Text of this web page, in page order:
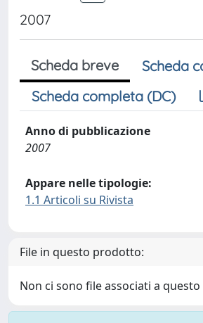
2007
Scheda breve
Scheda
Scheda completa (DC)
Anno di pubblicazione
2007
Appare nelle tipologie:
1.1 Articoli su Rivista
File in questo prodotto:
Non ci sono file associati a